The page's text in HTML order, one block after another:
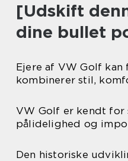
[Udskift
dine bullet
Ejere af VW Golf
kombinerer stil,
VW Golf er kendt for
pålidelighed og
Den historiske